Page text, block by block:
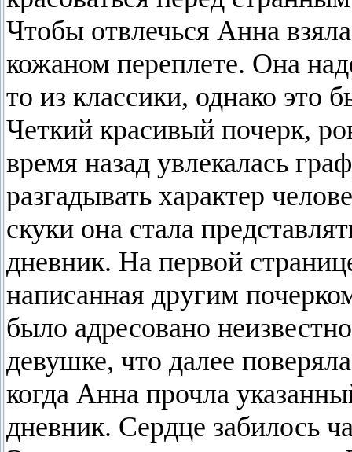
Чтобы отвлечься Анна
кожаном переплете. Она
то из классики, однако это
Четкий красивый почерк,
время назад увлекалась
разгадывать характер
скуки она стала
дневник. На первой
написанная другим
было адресовано
девушке, что далее
когда Анна прочла
дневник. Сердце забилось